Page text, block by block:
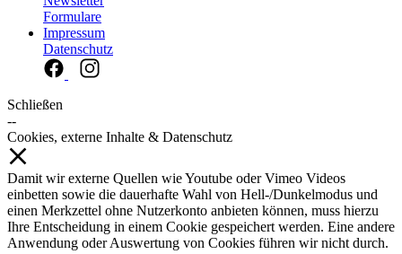
Formulare
Impressum
Datenschutz
Schließen
--
Cookies, externe Inhalte & Datenschutz
Damit wir externe Quellen wie Youtube oder Vimeo Videos
einbetten sowie die dauerhafte Wahl von Hell-/Dunkelmodus und
einen Merkzettel ohne Nutzerkonto anbieten können, muss hierzu
Ihre Entscheidung in einem Cookie gespeichert werden. Eine andere
Anwendung oder Auswertung von Cookies führen wir nicht durch.